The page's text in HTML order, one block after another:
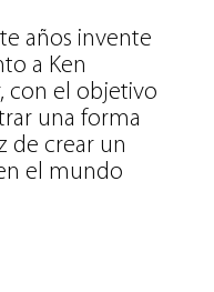
años invente
a Ken
con el objetivo
una forma
de crear un
el mundo